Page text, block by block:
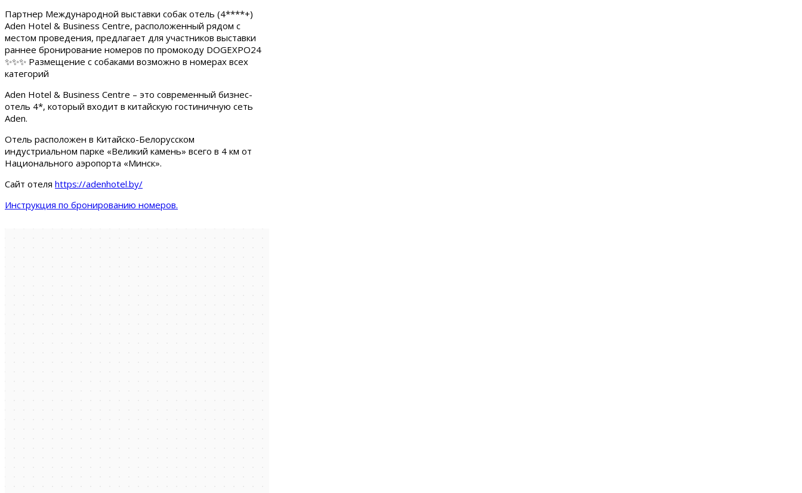
Партнер Международной выставки собак отель (4****+)
Aden Hotel & Business Centre, расположенный рядом с
местом проведения, предлагает для участников выставки
раннее бронирование номеров по промокоду DOGEXPO24
✨✨✨ Размещение с собаками возможно в номерах всех
категорий
Aden Hotel & Business Centre – это современный бизнес-
отель 4*, который входит в китайскую гостиничную сеть
Aden.
Отель расположен в Китайско-Белорусском
индустриальном парке «Великий камень» всего в 4 км от
Национального аэропорта «Минск».
Сайт отеля https://adenhotel.by/
Инструкция по бронированию номеров.